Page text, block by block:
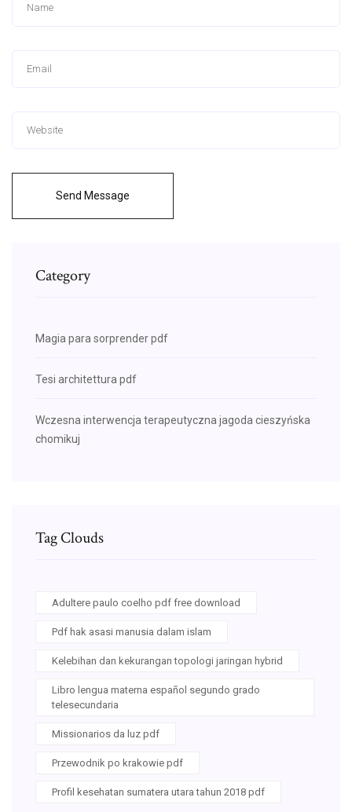
Send Message
Category
Magia para sorprender pdf
Tesi architettura pdf
Wczesna interwencja terapeutyczna jagoda cieszyńska
chomikuj
Tag Clouds
Adultere paulo coelho pdf free download
Pdf hak asasi manusia dalam islam
Kelebihan dan kekurangan topologi jaringan hybrid
Libro lengua materna español segundo grado
telesecundaria
Missionarios da luz pdf
Przewodnik po krakowie pdf
Profil kesehatan sumatera utara tahun 2018 pdf